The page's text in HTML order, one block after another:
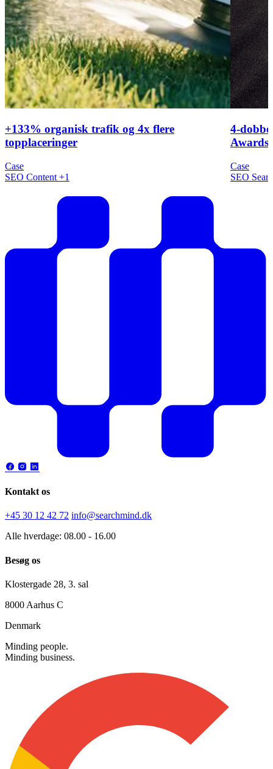
topplaceringer
+1
Awards
Kontakt os
+45 30 12 42 72 info@searchmind.dk
Alle hverdage: 08.00 - 16.00
Besøg os
Klostergade 28, 3. sal
8000 Aarhus C
Denmark